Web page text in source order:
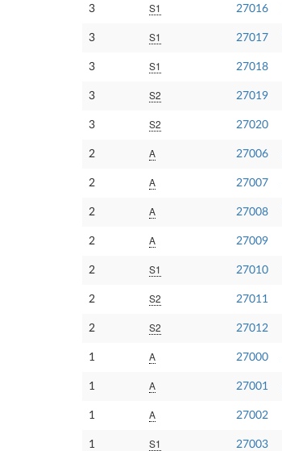
3 S1 27016
3 S1 27017
3 S1 27018
3 S2 27019
3 S2 27020
2 A 27006
2 A 27007
2 A 27008
2 A 27009
2 S1 27010
2 S2 27011
2 S2 27012
1 A 27000
1 A 27001
1 A 27002
1 S1 27003